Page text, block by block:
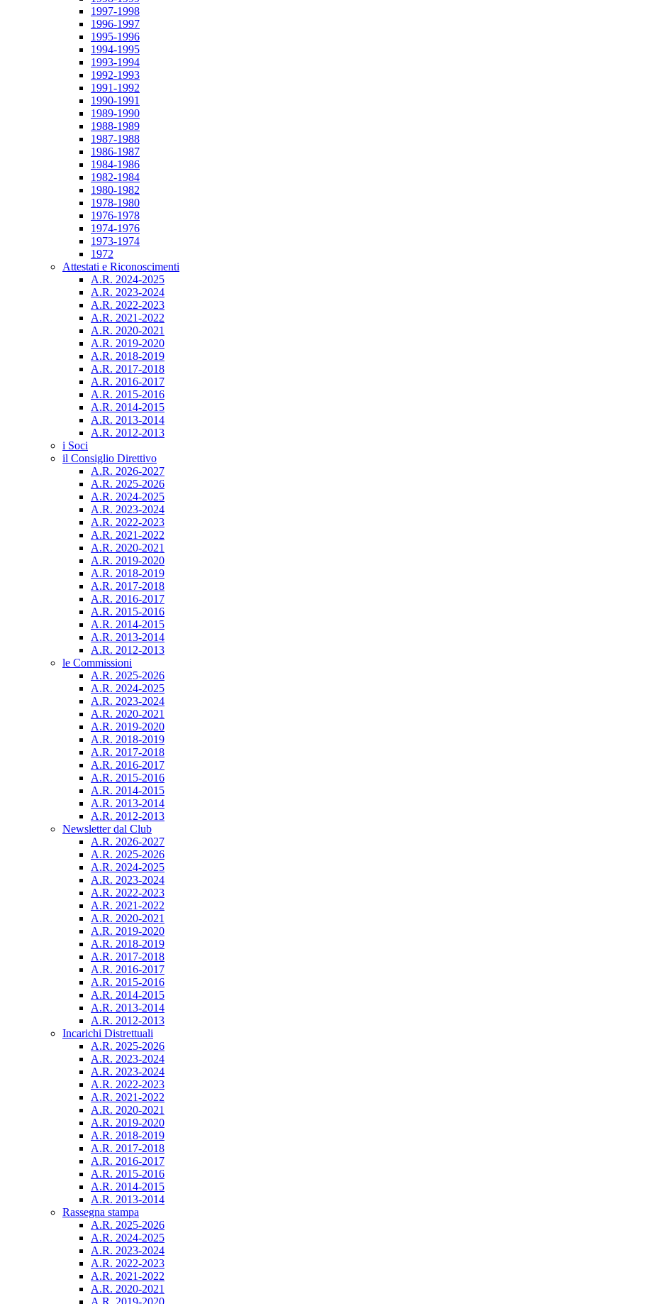
1997-1998
1996-1997
1995-1996
1994-1995
1993-1994
1992-1993
1991-1992
1990-1991
1989-1990
1988-1989
1987-1988
1986-1987
1984-1986
1982-1984
1980-1982
1978-1980
1976-1978
1974-1976
1973-1974
1972
Attestati e Riconoscimenti
A.R. 2024-2025
A.R. 2023-2024
A.R. 2022-2023
A.R. 2021-2022
A.R. 2020-2021
A.R. 2019-2020
A.R. 2018-2019
A.R. 2017-2018
A.R. 2016-2017
A.R. 2015-2016
A.R. 2014-2015
A.R. 2013-2014
A.R. 2012-2013
i Soci
il Consiglio Direttivo
A.R. 2026-2027
A.R. 2025-2026
A.R. 2024-2025
A.R. 2023-2024
A.R. 2022-2023
A.R. 2021-2022
A.R. 2020-2021
A.R. 2019-2020
A.R. 2018-2019
A.R. 2017-2018
A.R. 2016-2017
A.R. 2015-2016
A.R. 2014-2015
A.R. 2013-2014
A.R. 2012-2013
le Commissioni
A.R. 2025-2026
A.R. 2024-2025
A.R. 2023-2024
A.R. 2020-2021
A.R. 2019-2020
A.R. 2018-2019
A.R. 2017-2018
A.R. 2016-2017
A.R. 2015-2016
A.R. 2014-2015
A.R. 2013-2014
A.R. 2012-2013
Newsletter dal Club
A.R. 2026-2027
A.R. 2025-2026
A.R. 2024-2025
A.R. 2023-2024
A.R. 2022-2023
A.R. 2021-2022
A.R. 2020-2021
A.R. 2019-2020
A.R. 2018-2019
A.R. 2017-2018
A.R. 2016-2017
A.R. 2015-2016
A.R. 2014-2015
A.R. 2013-2014
A.R. 2012-2013
Incarichi Distrettuali
A.R. 2025-2026
A.R. 2023-2024
A.R. 2023-2024
A.R. 2022-2023
A.R. 2021-2022
A.R. 2020-2021
A.R. 2019-2020
A.R. 2018-2019
A.R. 2017-2018
A.R. 2016-2017
A.R. 2015-2016
A.R. 2014-2015
A.R. 2013-2014
Rassegna stampa
A.R. 2025-2026
A.R. 2024-2025
A.R. 2023-2024
A.R. 2022-2023
A.R. 2021-2022
A.R. 2020-2021